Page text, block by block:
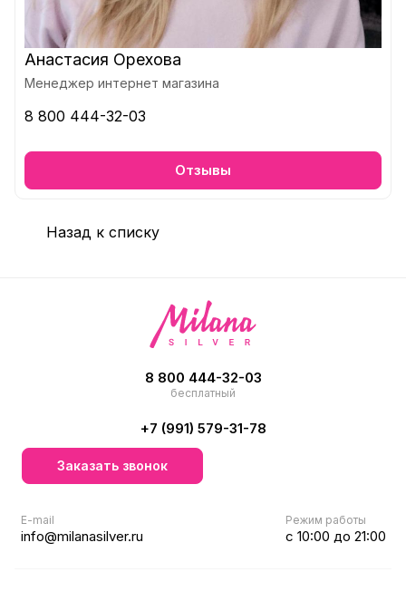
Анастасия Орехова
Менеджер интернет магазина
8 800 444-32-03
Отзывы
Назад к списку
8 800 444-32-03
бесплатный
+7 (991) 579-31-78
Заказать звонок
E-mail
info@milanasilver.ru
Режим работы
с 10:00 до 21:00